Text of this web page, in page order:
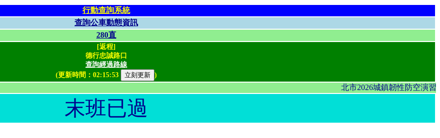
行動查詢系統
查詢公車動態資訊
280直
[返程]
德行忠誠路口
查詢經過路線
(更新時間： 02:15:53 )
北市2026城鎮韌性防空
末班已過